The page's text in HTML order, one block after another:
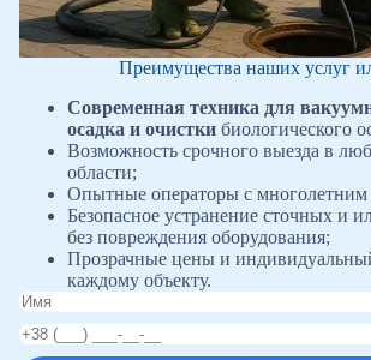
Преимущества наших услуг
Современная техника для
осадка и очистки биологического
Возможность срочного выезда в
области;
Опытные операторы с многолетним
Безопасное устранение сточных и
без повреждения оборудования;
Прозрачные цены и
каждому объекту.